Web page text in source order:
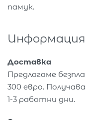
памук.
Информация
Доставка
Предлагаме
300 евро.
1-3 работни дни.